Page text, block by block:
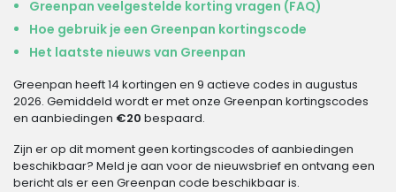
Greenpan veelgestelde korting vragen (FAQ)
Hoe gebruik je een Greenpan kortingscode
Het laatste nieuws van Greenpan
Greenpan heeft 14 kortingen en 9 actieve codes in augustus
2026. Gemiddeld wordt er met onze Greenpan kortingscodes
en aanbiedingen €20 bespaard.
Zijn er op dit moment geen kortingscodes of aanbiedingen
beschikbaar? Meld je aan voor de nieuwsbrief en ontvang een
bericht als er een Greenpan code beschikbaar is.